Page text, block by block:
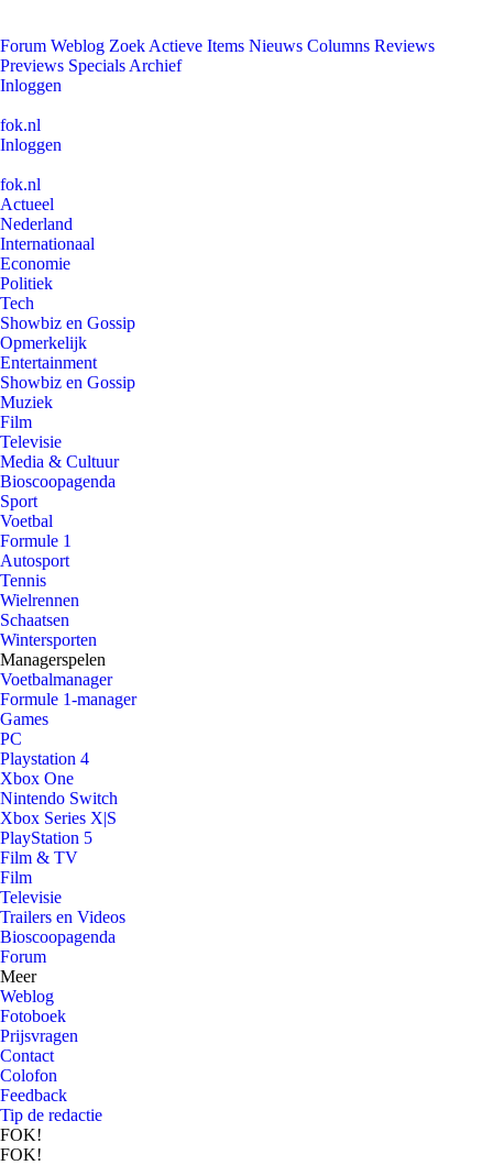
Forum Weblog Zoek Actieve Items Nieuws Columns Reviews
Previews Specials Archief
Inloggen
fok.nl
Inloggen
fok.nl
Actueel
Nederland
Internationaal
Economie
Politiek
Tech
Showbiz en Gossip
Opmerkelijk
Entertainment
Showbiz en Gossip
Muziek
Film
Televisie
Media & Cultuur
Bioscoopagenda
Sport
Voetbal
Formule 1
Autosport
Tennis
Wielrennen
Schaatsen
Wintersporten
Managerspelen
Voetbalmanager
Formule 1-manager
Games
PC
Playstation 4
Xbox One
Nintendo Switch
Xbox Series X|S
PlayStation 5
Film & TV
Film
Televisie
Trailers en Videos
Bioscoopagenda
Forum
Meer
Weblog
Fotoboek
Prijsvragen
Contact
Colofon
Feedback
Tip de redactie
FOK!
FOK!